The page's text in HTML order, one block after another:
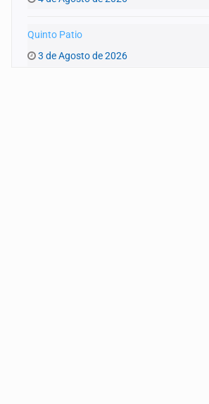
Quinto Patio
3 de Agosto de 2026